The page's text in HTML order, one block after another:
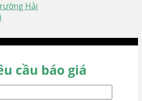
Hải
cầu báo giá